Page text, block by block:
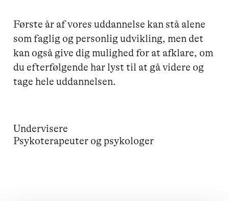
Første år af vores uddannelse kan stå alene
som faglig og personlig udvikling, men det
kan også give dig mulighed for at afklare, om
du efterfølgende har lyst til at gå videre og
tage hele uddannelsen.
Undervisere
Psykoterapeuter og psykologer